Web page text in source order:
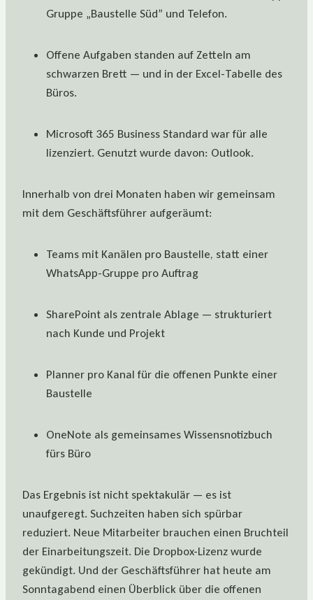
Gruppe „Baustelle Süd” und Telefon.
Offene Aufgaben standen auf Zetteln am
schwarzen Brett — und in der Excel-Tabelle des
Büros.
Microsoft 365 Business Standard war für alle
lizenziert. Genutzt wurde davon: Outlook.
Innerhalb von drei Monaten haben wir gemeinsam
mit dem Geschäftsführer aufgeräumt:
Teams mit Kanälen pro Baustelle, statt einer
WhatsApp-Gruppe pro Auftrag
SharePoint als zentrale Ablage — strukturiert
nach Kunde und Projekt
Planner pro Kanal für die offenen Punkte einer
Baustelle
OneNote als gemeinsames Wissensnotizbuch
fürs Büro
Das Ergebnis ist nicht spektakulär — es ist
unaufgeregt. Suchzeiten haben sich spürbar
reduziert. Neue Mitarbeiter brauchen einen Bruchteil
der Einarbeitungszeit. Die Dropbox-Lizenz wurde
gekündigt. Und der Geschäftsführer hat heute am
Sonntagabend einen Überblick über die offenen